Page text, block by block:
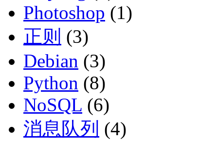
Photoshop (1)
正则 (3)
Debian (3)
Python (8)
NoSQL (6)
消息队列 (4)